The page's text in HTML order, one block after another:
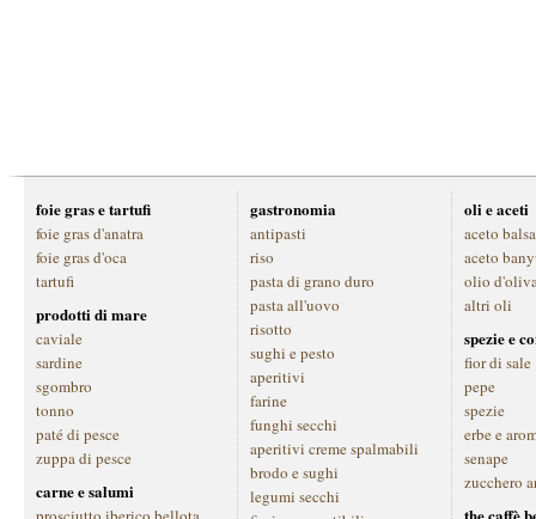
foie gras e tartufi
foie gras d'anatra
foie gras d'oca
tartufi
prodotti di mare
caviale
sardine
sgombro
tonno
paté di pesce
zuppa di pesce
carne e salumi
gastronomia
antipasti
riso
pasta di grano duro
pasta all'uovo
risotto
sughi e pesto
aperitivi
farine
funghi secchi
aperitivi creme spalmabili
brodo e sughi
legumi secchi
oli e aceti
aceto
aceto
olio
altri oli
spezie e
fior di sale
pepe
spezie
erbe e
senape
zucchero